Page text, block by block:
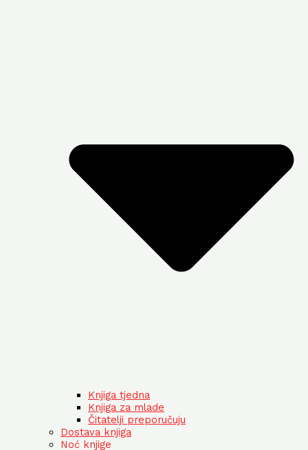
Knjiga tjedna
Knjiga za mlade
Čitatelji preporučuju
Dostava knjiga
Noć knjige